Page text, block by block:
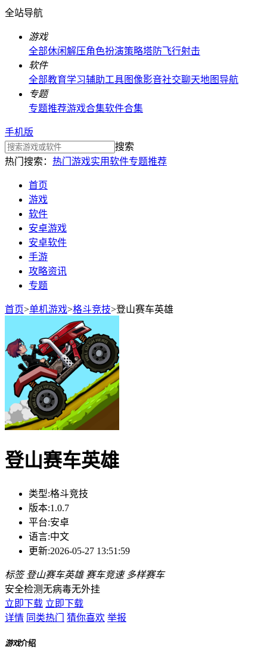
全站导航
游戏
全部休闲解压角色扮演策略塔防飞行射击
软件
全部教育学习辅助工具图像影音社交聊天地图导航
专题
专题推荐游戏合集软件合集
手机版
搜索
热门搜索： 热门游戏实用软件专题推荐
首页
游戏
软件
安卓游戏
安卓软件
手游
攻略资讯
专题
首页>单机游戏>格斗竞技>登山赛车英雄
登山赛车英雄
类型:格斗竞技
版本:1.0.7
平台:安卓
语言:中文
更新:2026-05-27 13:51:59
标签 登山赛车英雄 赛车竞速 多样赛车
安全检测无病毒无外挂
立即下载 立即下载
详情 同类热门 猜你喜欢 举报
游戏介绍